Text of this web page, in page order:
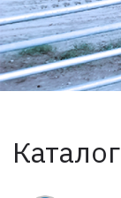
Каталог